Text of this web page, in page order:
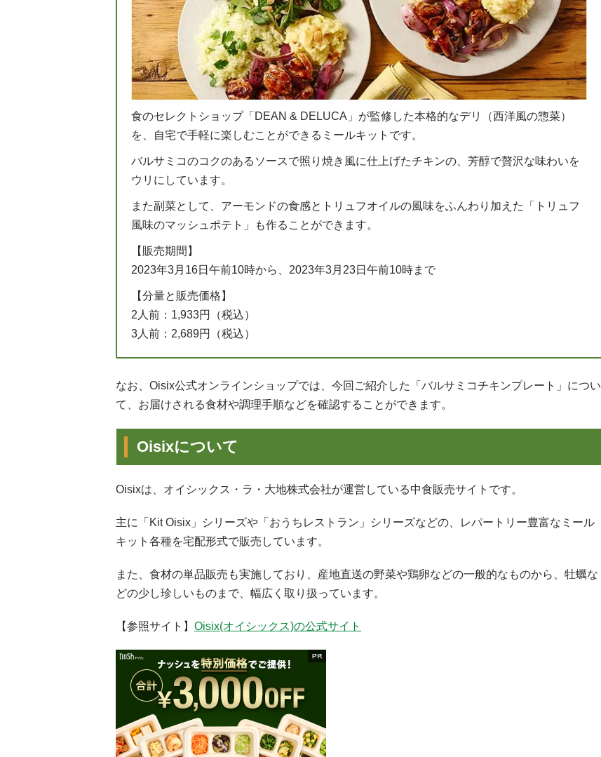
食のセレクトショップ「DEAN & DELUCA」が監修した本格的なデリ（西洋風の惣菜）
を、自宅で手軽に楽しむことができるミールキットです。
バルサミコのコクのあるソースで照り焼き風に仕上げたチキンの、芳醇で贅沢な味わいを
ウリにしています。
また副菜として、アーモンドの食感とトリュフオイルの風味をふんわり加えた「トリュフ
風味のマッシュポテト」も作ることができます。
【販売期間】
2023年3月16日午前10時から、2023年3月23日午前10時まで
【分量と販売価格】
2人前：1,933円（税込）
3人前：2,689円（税込）
なお、Oisix公式オンラインショップでは、今回ご紹介した「バルサミコチキンプレート」につい
て、お届けされる食材や調理手順などを確認することができます。
Oisixについて
Oisixは、オイシックス・ラ・大地株式会社が運営している中食販売サイトです。
主に「Kit Oisix」シリーズや「おうちレストラン」シリーズなどの、レパートリー豊富なミール
キット各種を宅配形式で販売しています。
また、食材の単品販売も実施しており、産地直送の野菜や鶏卵などの一般的なものから、牡蠣な
どの少し珍しいものまで、幅広く取り扱っています。
【参照サイト】 Oisix(オイシックス)の公式サイト